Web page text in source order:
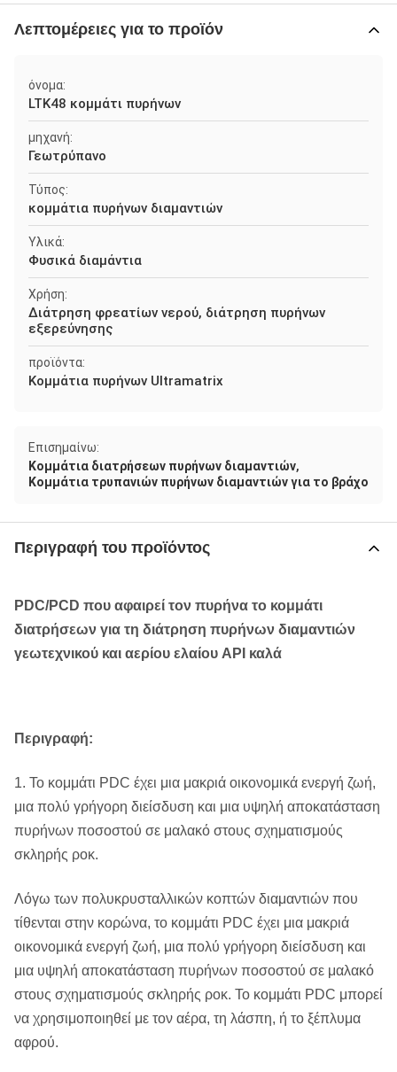
Λεπτομέρειες για το προϊόν
όνομα:
LTK48 κομμάτι πυρήνων
μηχανή:
Γεωτρύπανο
Τύπος:
κομμάτια πυρήνων διαμαντιών
Υλικά:
Φυσικά διαμάντια
Χρήση:
Διάτρηση φρεατίων νερού, διάτρηση πυρήνων
εξερεύνησης
προϊόντα:
Κομμάτια πυρήνων Ultramatrix
Επισημαίνω:
Κομμάτια διατρήσεων πυρήνων διαμαντιών,
Κομμάτια τρυπανιών πυρήνων διαμαντιών για το βράχο
Περιγραφή του προϊόντος
PDC/PCD που αφαιρεί τον πυρήνα το κομμάτι
διατρήσεων για τη διάτρηση πυρήνων διαμαντιών
γεωτεχνικού και αερίου ελαίου API καλά
Περιγραφή:
1. Το κομμάτι PDC έχει μια μακριά οικονομικά ενεργή ζωή,
μια πολύ γρήγορη διείσδυση και μια υψηλή αποκατάσταση
πυρήνων ποσοστού σε μαλακό στους σχηματισμούς
σκληρής ροκ.
Λόγω των πολυκρυσταλλικών κοπτών διαμαντιών που
τίθενται στην κορώνα, το κομμάτι PDC έχει μια μακριά
οικονομικά ενεργή ζωή, μια πολύ γρήγορη διείσδυση και
μια υψηλή αποκατάσταση πυρήνων ποσοστού σε μαλακό
στους σχηματισμούς σκληρής ροκ. Το κομμάτι PDC μπορεί
να χρησιμοποιηθεί με τον αέρα, τη λάσπη, ή το ξέπλυμα
αφρού.